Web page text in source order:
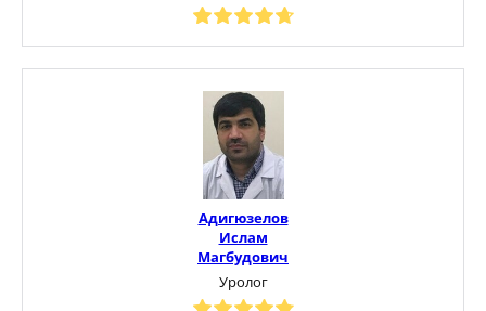
Адигюзелов
Ислам
Магбудович
Уролог